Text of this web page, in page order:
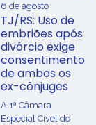
6 de agosto
TJ/RS: Uso de
embriões após
divórcio exige
consentimento
de ambos os
ex-cônjuges
A 1ª Câmara
Especial Cível do